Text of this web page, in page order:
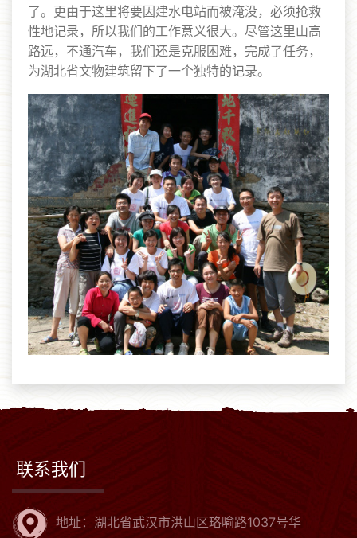
了。更由于这里将要因建水电站而被淹没，必须抢救
性地记录，所以我们的工作意义很大。尽管这里山高
路远，不通汽车，我们还是克服困难，完成了任务，
为湖北省文物建筑留下了一个独特的记录。
联系我们
地址：湖北省武汉市洪山区珞喻路1037号华